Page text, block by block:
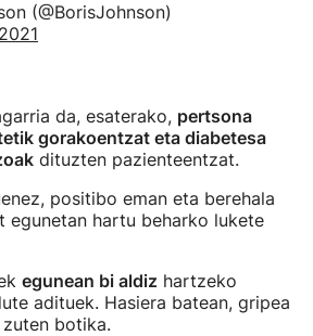
(@BorisJohnson)
da, esaterako, pertsona
gorakoentzat eta diabetesa
dituzten pazienteentzat.
positibo eman eta berehala
egunetan hartu beharko lukete
egunean bi aldiz hartzeko
adituek. Hasiera batean, gripea
botika.